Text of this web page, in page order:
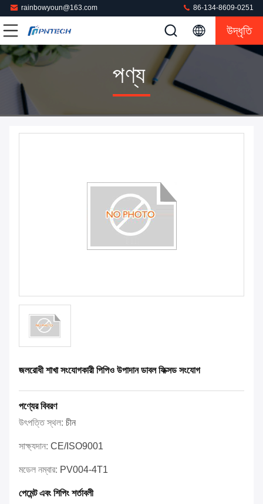
rainbowyoun@163.com 86-134-8609-0251
উদ্ধৃতি
পণ্য
জলরোধী শাখা সংযোগকারী পিপিও উপাদান ডাবল ফিক্সড সংযোগ
পণ্যের বিবরণ
উৎপত্তি স্থল: চীন
সাক্ষ্যদান: CE/ISO9001
মডেল নম্বার: PV004-4T1
পেমেন্ট এবং শিপিং শর্তাবলী